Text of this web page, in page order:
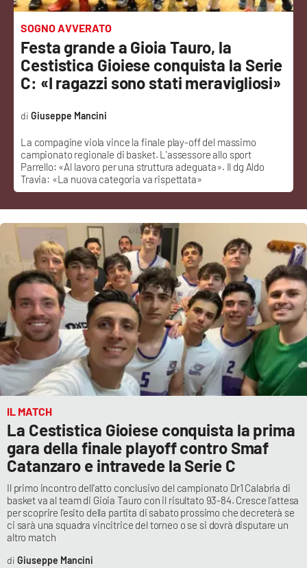
Podcast
Meteo
VIDEO
Ambiente
Cronaca
Cultura
Economia e Lavoro
Politica
Sanità
Società
Sport
RUBRICHE
Good Morning Vietnam
Parchi Marini Calabria
SOGNO AVVERATO
Festa grande a Gioia Tauro, la
Cestistica Gioiese conquista la Serie
C: «I ragazzi sono stati meravigliosi»
La compagine viola vince la finale play-off del massimo
campionato regionale di basket. L'assessore allo sport
Parrello: «Al lavoro per una struttura adeguata». Il dg Aldo
Travia: «La nuova categoria va rispettata»
Giuseppe Mancini
IL MATCH
La Cestistica Gioiese conquista la prima
gara della finale playoff contro Smaf
Catanzaro e intravede la Serie C
Il primo incontro dell’atto conclusivo del campionato Dr1 Calabria di
basket va al team di Gioia Tauro con il risultato 93-84. Cresce l’attesa
per scoprire l'esito della partita di sabato prossimo che decreterà se
ci sarà una squadra vincitrice del torneo o se si dovrà disputare un
altro match
Giuseppe Mancini